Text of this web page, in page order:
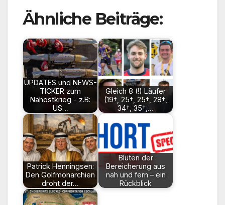
Ähnliche Beiträge:
UPDATES und NEWS-
TICKER zum
Nahostkrieg - z.B:
US…
Gleich 8 (!) Läufer
(19†, 25†, 25†, 28†,
34†, 35†,…
Patrick Henningsen:
Den Golfmonarchien
droht der…
Blüten der
Bereicherung aus
nah und fern – ein
Rückblick